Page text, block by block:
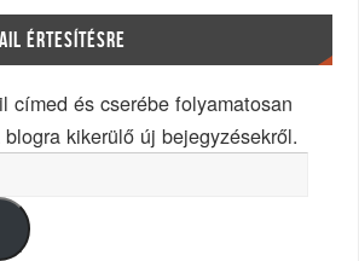
ÉRTESÍTÉSRE
címed és cserébe folyamatosan
kikerülő új bejegyzésekről.